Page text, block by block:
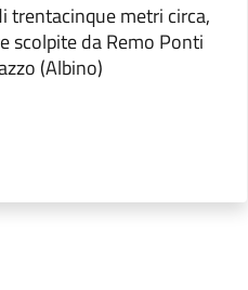
trentacinque metri circa,
scolpite da Remo Ponti
(Albino)